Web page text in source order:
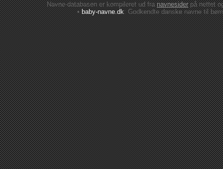
Navne-databasen er kompileret ud franavnesiderpå nettet
•baby-navne.dk: Godkendte danskenavne til børn